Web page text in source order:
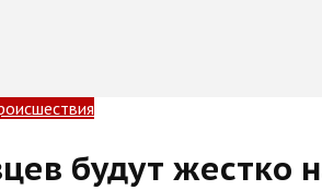
будут жестко